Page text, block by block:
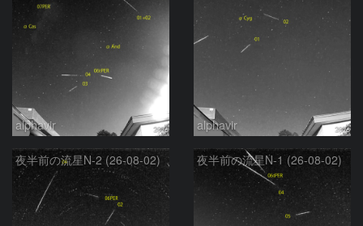
alphavir alphavir
夜半前の流星N-2 (26-08-02) 夜半前の流星N-1 (26-08-02)